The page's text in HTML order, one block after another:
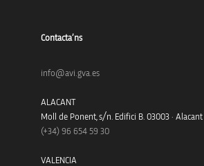
Contacta’ns
info@avi.gva.es
ALACANT
Moll de Ponent, s/n. Edifici B. 03003 · Alacant
(+34) 96 654 59 30
VALENCIA